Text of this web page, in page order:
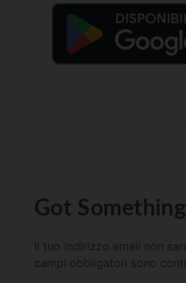
Got
Il tuo indirizzo email non
campi obbligatori sono